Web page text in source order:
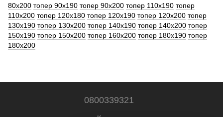
80x200 топер 90x190 топер 90x200 топер 110x190 топер
110x200 топер 120x180 топер 120x190 топер 120x200 топер
130x190 топер 130x200 топер 140x190 топер 140x200 топер
150x190 топер 150x200 топер 160x200 топер 180x190 топер
180x200
0800339321